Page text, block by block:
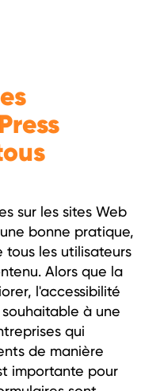
sur les sites Web
bonne pratique,
tous les utilisateurs
Alors que la
l'accessibilité
à une
qui
de manière
importante pour